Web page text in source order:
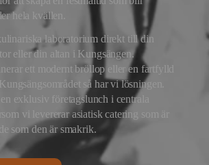
hela kvällen.
laboratorium direkt till din
eller din altan i Kungsängen.
ett modernt bröllop eller en fartfylld
så har vi lösningen.
exklusiv företagslunch i centrala
vi levererar asiatisk catering som är
som den är smakrik.